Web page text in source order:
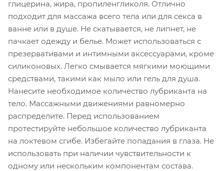
глицерина, жира, пропиленгликоля. Отлично
подходит для массажа всего тела или для секса в
ванне или в душе. Не скатывается, не липнет, не
пачкает одежду и белье. Может использоваться с
презервативами и интимными аксессуарами, кроме
силиконовых. Легко смывается мягкими моющими
средствами, такими как мыло или гель для душа.
Нанесите необходимое количество лубриканта на
тело. Массажными движениями равномерно
распределите. Перед использованием
протестируйте небольшое количество лубриканта
на локтевом сгибе. Избегайте попадания в глаза. Не
использовать при наличии чувствительности к
одному или нескольким компонентам состава.